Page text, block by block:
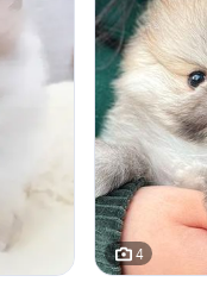
4